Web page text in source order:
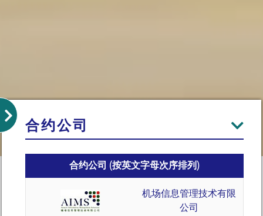
合约公司
合约公司 (按英文字母次序排列)
机场信息管理技术有限
公司